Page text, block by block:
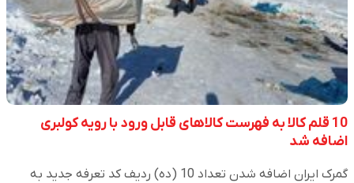
10 قلم کالا به فهرست کالاهای قابل ورود با رویه کولبری
اضافه شد
گمرک ایران اضافه شدن تعداد 10 (ده) ردیف کد تعرفه جدید به